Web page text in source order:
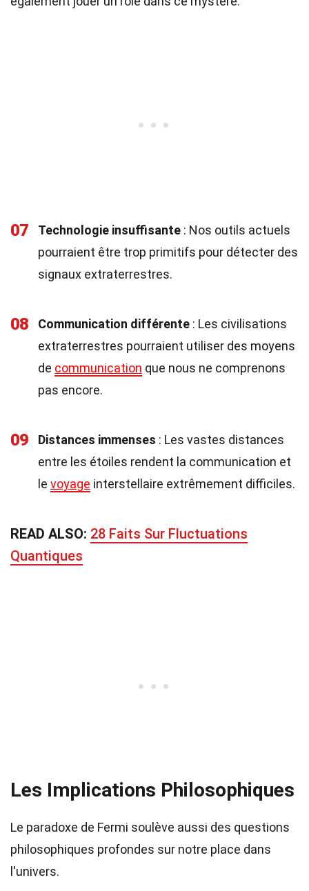
07 Technologie insuffisante : Nos outils actuels
pourraient être trop primitifs pour détecter des
signaux extraterrestres.
08 Communication différente : Les civilisations
extraterrestres pourraient utiliser des moyens
de communication que nous ne comprenons
pas encore.
09 Distances immenses : Les vastes distances
entre les étoiles rendent la communication et
le voyage interstellaire extrêmement difficiles.
READ ALSO: 28 Faits Sur Fluctuations
Quantiques
Les Implications Philosophiques
Le paradoxe de Fermi soulève aussi des questions
philosophiques profondes sur notre place dans
l'univers.